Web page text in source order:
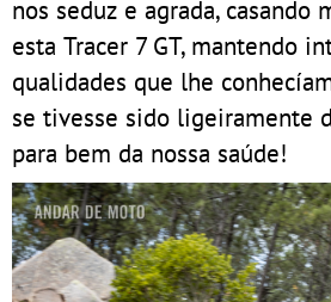
nos seduz e agrada, casando
esta Tracer 7 GT, mantendo
qualidades que lhe
se tivesse sido ligeiramente
para bem da nossa saúde!